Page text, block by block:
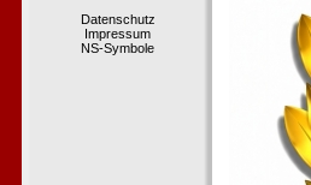
Datenschutz
Impressum
NS-Symbole